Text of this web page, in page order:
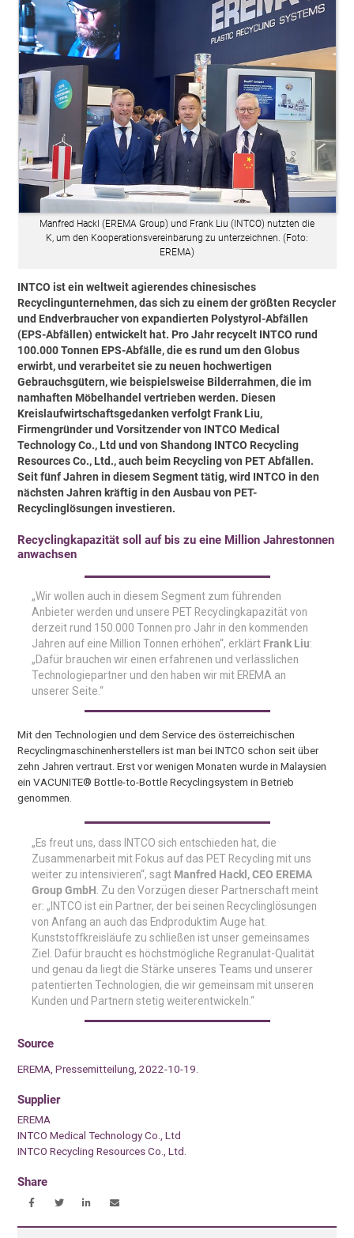
Manfred Hackl (EREMA Group) und Frank Liu (INTCO) nutzten die
K, um den Kooperationsvereinbarung zu unterzeichnen. (Foto:
EREMA)
INTCO ist ein weltweit agierendes chinesisches
Recyclingunternehmen, das sich zu einem der größten Recycler
und Endverbraucher von expandierten Polystyrol-Abfällen
(EPS-Abfällen) entwickelt hat. Pro Jahr recycelt INTCO rund
100.000 Tonnen EPS-Abfälle, die es rund um den Globus
erwirbt, und verarbeitet sie zu neuen hochwertigen
Gebrauchsgütern, wie beispielsweise Bilderrahmen, die im
namhaften Möbelhandel vertrieben werden. Diesen
Kreislaufwirtschaftsgedanken verfolgt Frank Liu,
Firmengründer und Vorsitzender von INTCO Medical
Technology Co., Ltd und von Shandong INTCO Recycling
Resources Co., Ltd., auch beim Recycling von PET Abfällen.
Seit fünf Jahren in diesem Segment tätig, wird INTCO in den
nächsten Jahren kräftig in den Ausbau von PET-
Recyclinglösungen investieren.
Recyclingkapazität soll auf bis zu eine Million Jahrestonnen
anwachsen
„Wir wollen auch in diesem Segment zum führenden
Anbieter werden und unsere PET Recyclingkapazität von
derzeit rund 150.000 Tonnen pro Jahr in den kommenden
Jahren auf eine Million Tonnen erhöhen“, erklärt Frank Liu:
„Dafür brauchen wir einen erfahrenen und verlässlichen
Technologiepartner und den haben wir mit EREMA an
unserer Seite.“
Mit den Technologien und dem Service des österreichischen
Recyclingmaschinenherstellers ist man bei INTCO schon seit über
zehn Jahren vertraut. Erst vor wenigen Monaten wurde in Malaysien
ein VACUNITE® Bottle-to-Bottle Recyclingsystem in Betrieb
genommen.
„Es freut uns, dass INTCO sich entschieden hat, die
Zusammenarbeit mit Fokus auf das PET Recycling mit uns
weiter zu intensivieren“, sagt Manfred Hackl, CEO EREMA
Group GmbH. Zu den Vorzügen dieser Partnerschaft meint
er: „INTCO ist ein Partner, der bei seinen Recyclinglösungen
von Anfang an auch das Endproduktim Auge hat.
Kunststoffkreisläufe zu schließen ist unser gemeinsames
Ziel. Dafür braucht es höchstmögliche Regranulat-Qualität
und genau da liegt die Stärke unseres Teams und unserer
patentierten Technologien, die wir gemeinsam mit unseren
Kunden und Partnern stetig weiterentwickeln.“
Source
EREMA, Pressemitteilung, 2022-10-19.
Supplier
EREMA
INTCO Medical Technology Co., Ltd
INTCO Recycling Resources Co., Ltd.
Share